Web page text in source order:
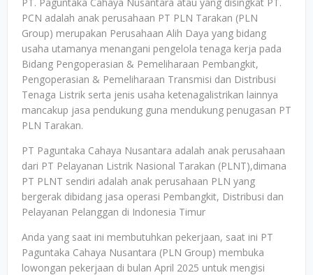
PCN adalah anak perusahaan PT PLN Tarakan (PLN
Group) merupakan Perusahaan Alih Daya yang bidang
usaha utamanya menangani pengelola tenaga kerja pada
Bidang Pengoperasian & Pemeliharaan Pembangkit,
Pengoperasian & Pemeliharaan Transmisi dan Distribusi
Tenaga Listrik serta jenis usaha ketenagalistrikan lainnya
mancakup jasa pendukung guna mendukung penugasan PT
PLN Tarakan.
PT Paguntaka Cahaya Nusantara adalah anak perusahaan
dari PT Pelayanan Listrik Nasional Tarakan (PLNT),dimana
PT PLNT sendiri adalah anak perusahaan PLN yang
bergerak dibidang jasa operasi Pembangkit, Distribusi dan
Pelayanan Pelanggan di Indonesia Timur
Anda yang saat ini membutuhkan pekerjaan, saat ini PT
Paguntaka Cahaya Nusantara (PLN Group) membuka
lowongan pekerjaan di bulan April 2025 untuk mengisi